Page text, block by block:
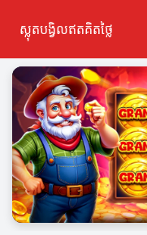
ស្លុតបង្វិលឥតគិតថ្លៃ